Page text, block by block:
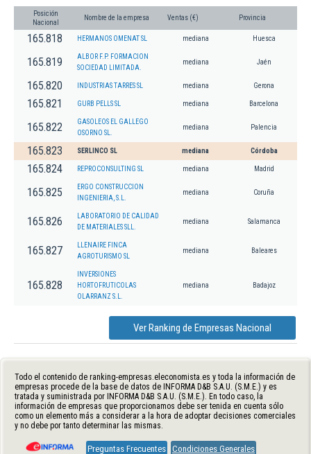
Posición
Nacional
Nombre de la empresa Ventas (€) Provincia
165.818 HERMANOS OMENAT SL mediana Huesca
165.819
ALBOR F.P. FORMACION
SOCIEDAD LIMITADA.
mediana Jaén
165.820 INDUSTRIAS TARRES SL mediana Gerona
165.821 GURB PELLS SL mediana Barcelona
165.822
GASOLEOS EL GALLEGO
OSORNO SL.
mediana Palencia
165.823 SERLINCO SL mediana Córdoba
165.824 REPROCONSULTING SL mediana Madrid
165.825
ERGO CONSTRUCCION
INGENIERIA, S.L.
mediana Coruña
165.826
LABORATORIO DE CALIDAD
DE MATERIALES SLL.
mediana Salamanca
165.827
LLENAIRE FINCA
AGROTURISMO SL
mediana Baleares
165.828
INVERSIONES
HORTOFRUTICOLAS
OLARRANZ S.L.
mediana Badajoz
Ver Ranking de Empresas Nacional
Todo el contenido de ranking-empresas.eleconomista.es y toda la información de
empresas procede de la base de datos de INFORMA D&B S.A.U. (S.M.E.) y es
tratada y suministrada por INFORMA D&B S.A.U. (S.M.E.). En todo caso, la
información de empresas que proporcionamos debe ser tenida en cuenta sólo
como un elemento más a considerar a la hora de adoptar decisiones comerciales
y no debe por tanto determinar las mismas.
Preguntas Frecuentes Condiciones Generales